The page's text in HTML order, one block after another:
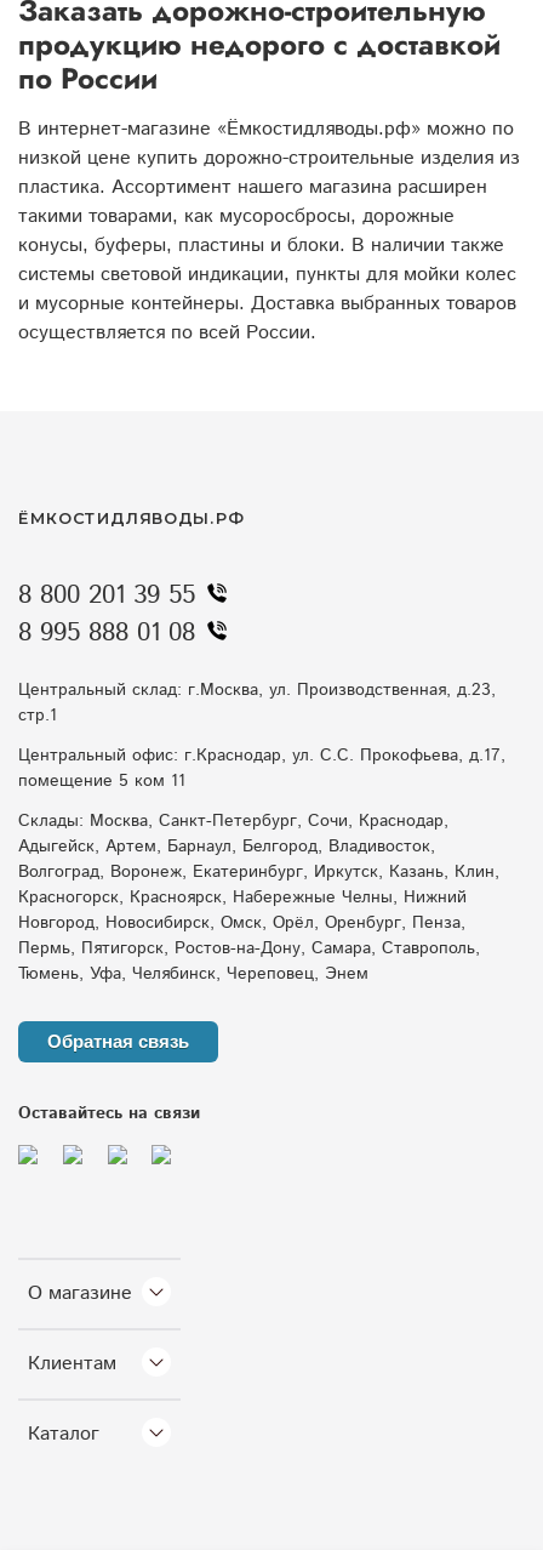
Заказать дорожно-строительную
продукцию недорого с доставкой
по России
В интернет-магазине «Ёмкостидляводы.рф» можно по
низкой цене купить дорожно-строительные изделия из
пластика. Ассортимент нашего магазина расширен
такими товарами, как мусоросбросы, дорожные
конусы, буферы, пластины и блоки. В наличии также
системы световой индикации, пункты для мойки колес
и мусорные контейнеры. Доставка выбранных товаров
осуществляется по всей России.
О магазине
Клиентам
Каталог
ЁМКОСТИДЛЯВОДЫ.РФ
8 800 201 39 55
8 995 888 01 08
Центральный склад: г.Москва, ул. Производственная, д.23,
стр.1
Центральный офис: г.Краснодар, ул. С.С. Прокофьева, д.17,
помещение 5 ком 11
Склады: Москва, Санкт-Петербург, Сочи, Краснодар,
Адыгейск, Артем, Барнаул, Белгород, Владивосток,
Волгоград, Воронеж, Екатеринбург, Иркутск, Казань, Клин,
Красногорск, Красноярск, Набережные Челны, Нижний
Новгород, Новосибирск, Омск, Орёл, Оренбург, Пенза,
Пермь, Пятигорск, Ростов-на-Дону, Самара, Ставрополь,
Тюмень, Уфа, Челябинск, Череповец, Энем
Обратная связь
Оставайтесь на связи